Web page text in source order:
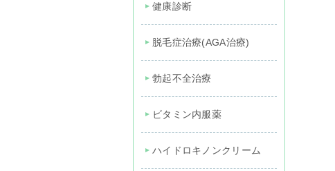
健康診断
脱毛症治療(AGA治療)
勃起不全治療
ビタミン内服薬
ハイドロキノンクリーム